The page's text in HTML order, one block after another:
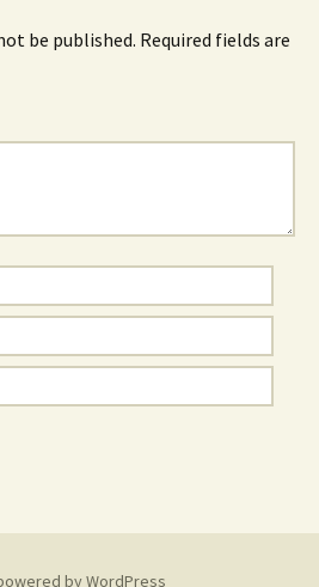
be published. Required fields are
by WordPress